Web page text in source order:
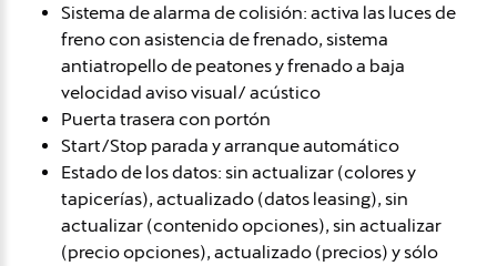
Sistema de alarma de colisión: activa las luces de
freno con asistencia de frenado, sistema
antiatropello de peatones y frenado a baja
velocidad aviso visual/ acústico
Puerta trasera con portón
Start/Stop parada y arranque automático
Estado de los datos: sin actualizar (colores y
tapicerías), actualizado (datos leasing), sin
actualizar (contenido opciones), sin actualizar
(precio opciones), actualizado (precios) y sólo